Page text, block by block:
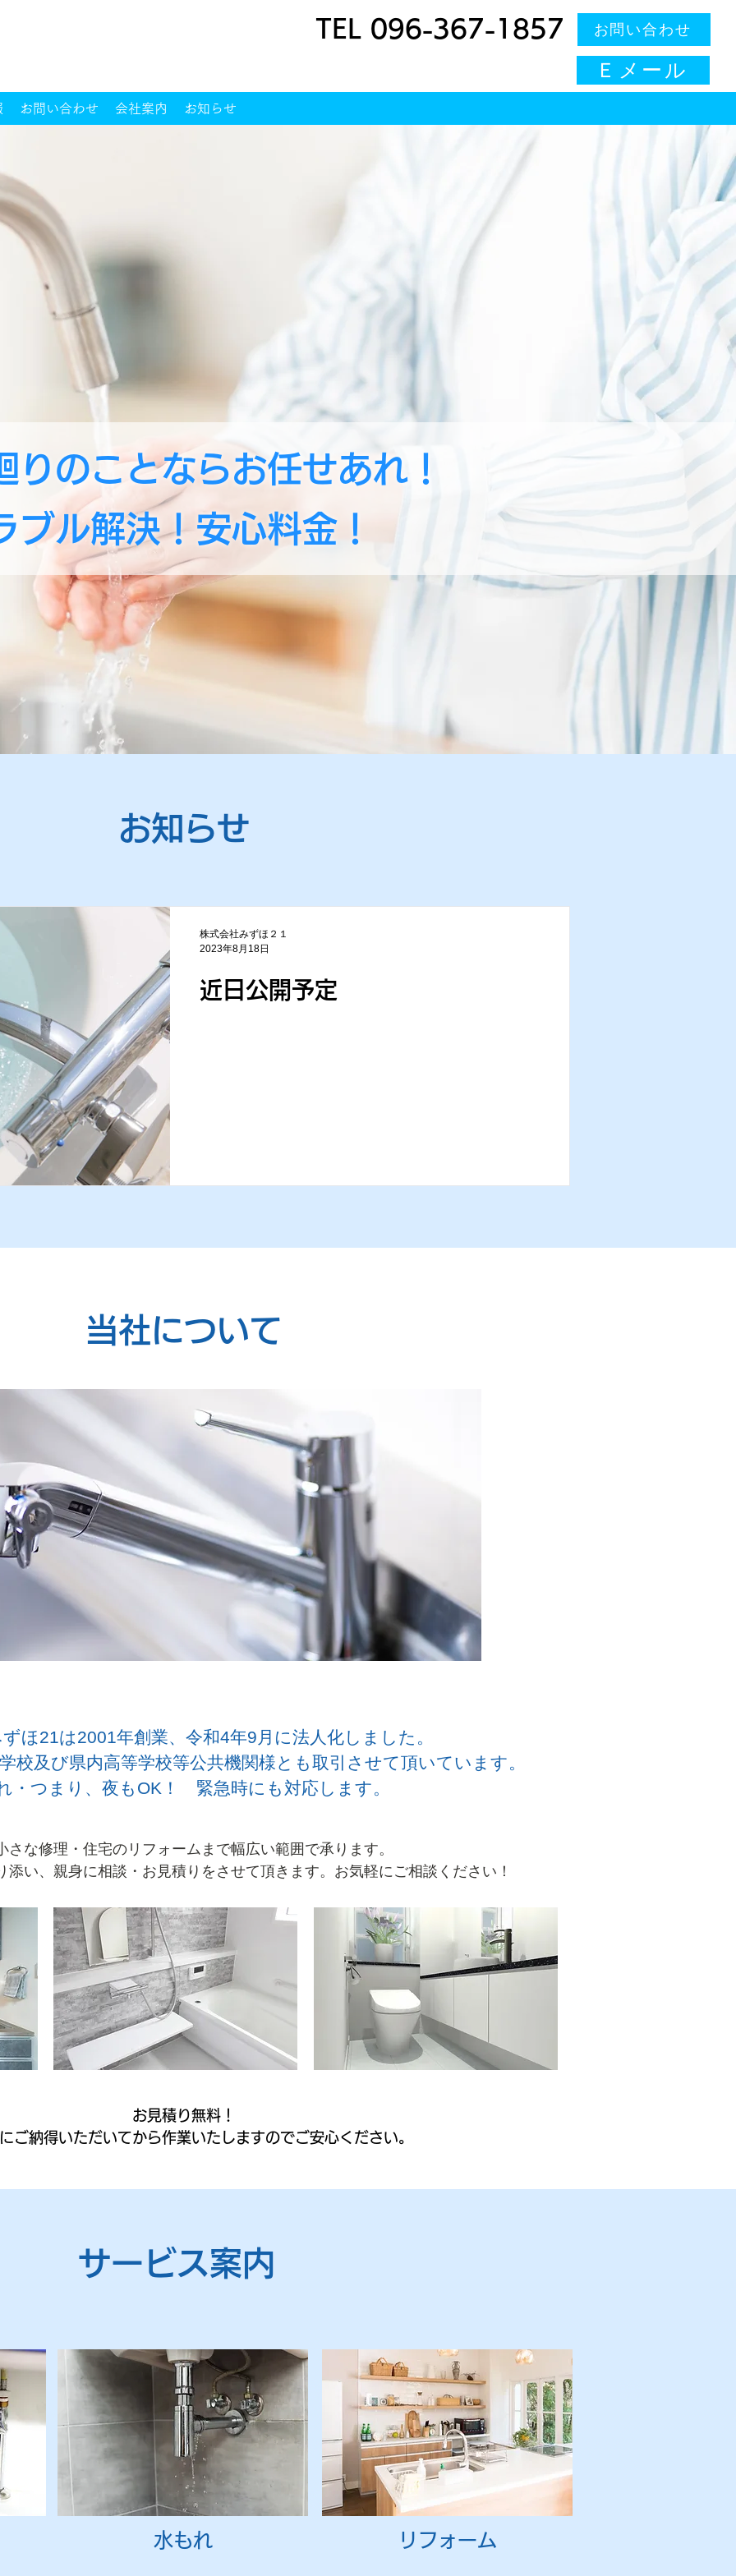
TEL 096-367-1857 お問い合わせ
Ｅメール
お問い合わせ 会社案内 お知らせ
りのことならお任せあれ！
ブル解決！安心料金！
​お知らせ
近日公開予定
株式会社みずほ２１
2023年8月18日
当社について
ほ21は2001年創業、令和4年9月に法人化しました。
校及び県内高等学校等公共機関様とも取引させて頂いています。
・つまり、夜もOK！ 緊急時にも対応します。
さな修理・住宅のリフォームまで幅広い範囲で承ります。
添い、親身に相談・お見積りをさせて頂きます。お気軽にご相談ください！
お見積り無料！
ご納得いただいてから作業いたしますのでご安心ください。
サービス案内
水もれ リフォーム